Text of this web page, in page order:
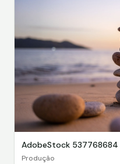
AdobeStock 537768684
Produção